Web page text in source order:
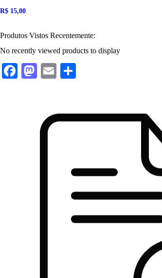
O
era:
R$ 15,00
O
é:
Produtos Vistos Recentemente:
No recently viewed products to display
Facebook
Mastodon
Email